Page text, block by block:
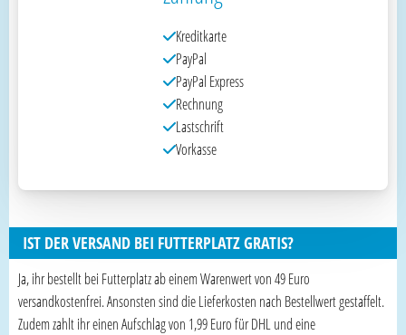
Kreditkarte
PayPal
PayPal Express
Rechnung
Lastschrift
Vorkasse
IST DER VERSAND BEI FUTTERPLATZ GRATIS?
Ja, ihr bestellt bei Futterplatz ab einem Warenwert von 49 Euro
versandkostenfrei. Ansonsten sind die Lieferkosten nach Bestellwert gestaffelt.
Zudem zahlt ihr einen Aufschlag von 1,99 Euro für DHL und eine